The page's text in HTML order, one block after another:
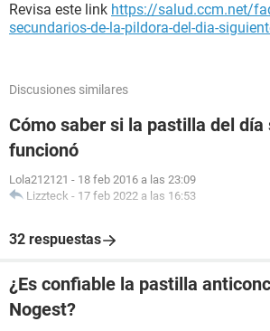
Revisa este link https://salud.ccm.net/
secundarios-de-la-pildora-del-dia-
Discusiones similares
Cómo saber si la pastilla del
funcionó
Lola212121 - 18 feb 2016 a las 23:09
Lizzteck - 17 feb 2022 a las 16:53
32 respuestas
¿Es confiable la pastilla
Nogest?